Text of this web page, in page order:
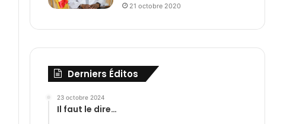
21 octobre 2020
Derniers Éditos
23 octobre 2024
Il faut le dire…